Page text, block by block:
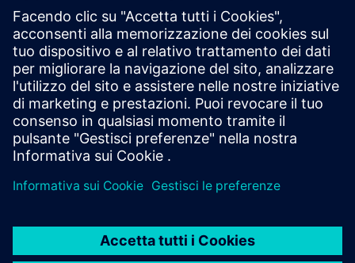
CAM
Automatizza il controllo di qualità attraverso la
programmazione di ispezione CMM basata sui dati, il
sondaggio in macchina e l'analisi dei dati di ispezione per
fornire costantemente parti di qualità superiore.
Scopri di più